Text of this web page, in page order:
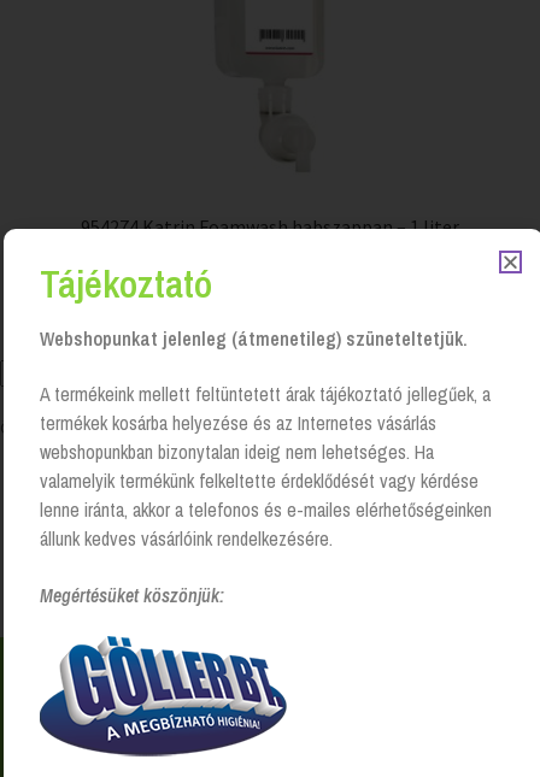
954274 Katrin Foamwash habszappan – 1 liter
Összesen 1 találat
Kezdőlap
“954274 katrin habszappan 1000ml” címkével
Nem találsz valamit? Hívj és segítünk Hétfőtől -
péntekig 8:00 -17:00 +36 20 223 8470
Tájékoztató
Webshopunkat jelenleg (átmenetileg) szüneteltetjük.
A termékeink mellett feltüntetett árak tájékoztató jellegűek, a
termékek kosárba helyezése és az Internetes vásárlás
webshopunkban bizonytalan ideig nem lehetséges. Ha
valamelyik termékünk felkeltette érdeklődését vagy kérdése
lenne iránta, akkor a telefonos és e-mailes elérhetőségeinken
állunk kedves vásárlóink rendelkezésére.
Megértésüket köszönjük: